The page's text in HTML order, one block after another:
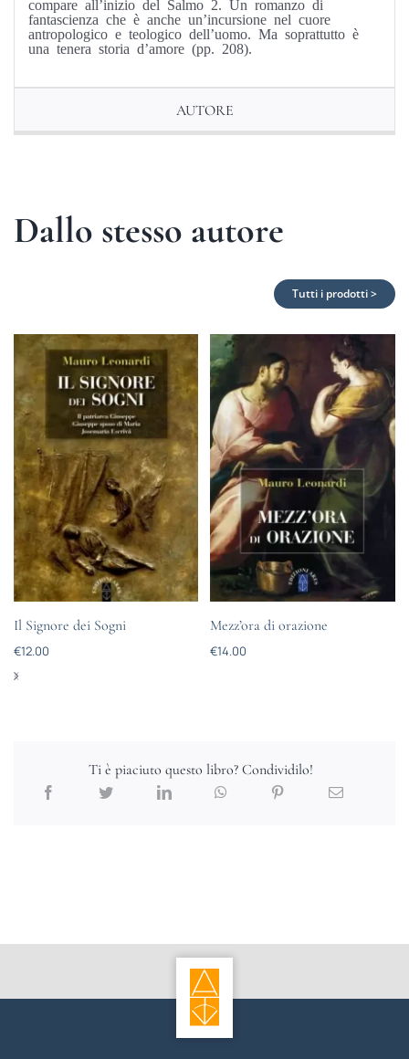
compare all’inizio del Salmo 2. Un romanzo di
fantascienza che è anche un’incursione nel cuore
antropologico e teologico dell’uomo. Ma soprattutto è
una tenera storia d’amore (pp. 208).
AUTORE
Dallo stesso autore
Tutti i prodotti >
Il Signore dei Sogni
€12.00
Mezz’ora di orazione
€14.00
Ti è piaciuto questo libro? Condividilo!